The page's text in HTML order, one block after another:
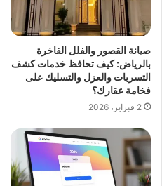
صيانة القصور والفلل الفاخرة
بالرياض: كيف تحافظ خدمات كشف
التسربات والعزل والتسليك على
فخامة عقارك؟
2 فبراير، 2026